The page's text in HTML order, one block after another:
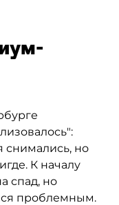
снимались, но
К началу
спад, но
проблемным.